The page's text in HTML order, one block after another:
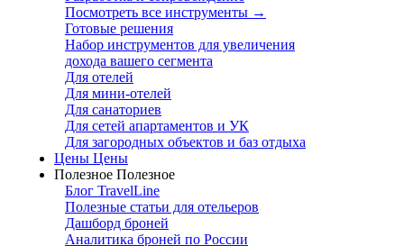
Посмотреть все инструменты →
Готовые решения
Набор инструментов для увеличения
дохода вашего сегмента
Для отелей
Для мини-отелей
Для санаториев
Для сетей апартаментов и УК
Для загородных объектов и баз отдыха
Цены Цены
Полезное Полезное
Блог TravelLine
Полезные статьи для отельеров
Дашборд броней
Аналитика броней по России